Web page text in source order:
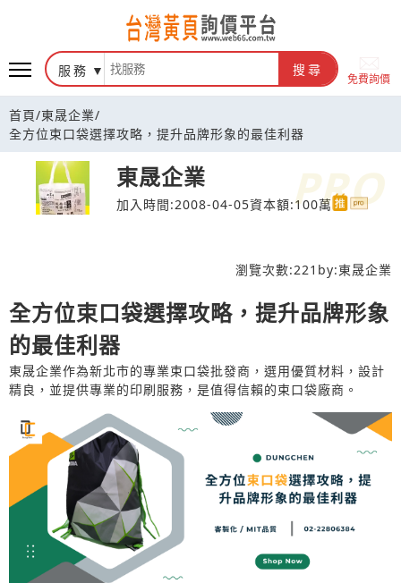
台灣黃頁詢價平台
服務 搜尋
免費詢價
首頁/東晟企業/
全方位束口袋選擇攻略，提升品牌形象的最佳利器
東晟企業
加入時間:2008-04-05資本額:100萬
瀏覽次數:221 by:東晟企業
全方位束口袋選擇攻略，提升品牌形象
的最佳利器
東晟企業作為新北市的專業束口袋批發商，選用優質材料，設計
精良，並提供專業的印刷服務，是值得信賴的束口袋廠商。